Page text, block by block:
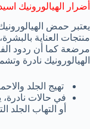
أضرار الهيالورونيك
يعتبر حمض
منتجات العناية
مرضعة كما أن ردود
الهيالورونيك نادرة
تهيج الجلد
في حالات
أو التهاب الجلد